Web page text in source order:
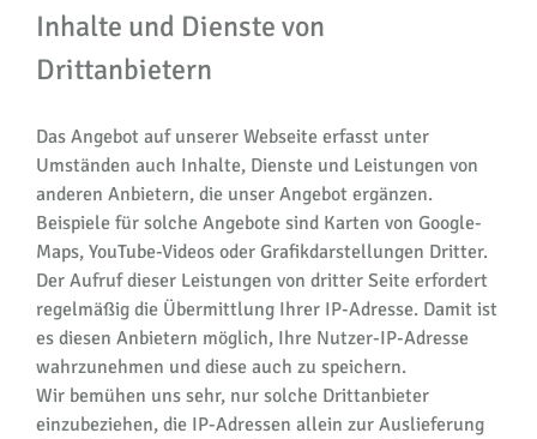
Inhalte und Dienste von
Drittanbietern
Das Angebot auf unserer Webseite erfasst unter
Umständen auch Inhalte, Dienste und Leistungen von
anderen Anbietern, die unser Angebot ergänzen.
Beispiele für solche Angebote sind Karten von Google-
Maps, YouTube-Videos oder Grafikdarstellungen Dritter.
Der Aufruf dieser Leistungen von dritter Seite erfordert
regelmäßig die Übermittlung Ihrer IP-Adresse. Damit ist
es diesen Anbietern möglich, Ihre Nutzer-IP-Adresse
wahrzunehmen und diese auch zu speichern.
Wir bemühen uns sehr, nur solche Drittanbieter
einzubeziehen, die IP-Adressen allein zur Auslieferung